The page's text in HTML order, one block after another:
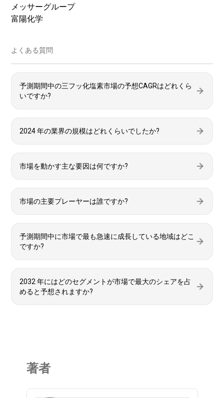
メッサーグループ
富陽化学
よくある質問
予測期間中の三フッ化塩素市場の予想CAGRはどれくら
いですか?
2024 年の業界の規模はどれくらいでしたか?
市場を動かす主な要因は何ですか?
市場の主要プレーヤーは誰ですか?
予測期間中に市場で最も急速に成長している地域はどこ
ですか?
2032 年にはどのセグメントが市場で最大のシェアを占
めると予想されますか?
著者